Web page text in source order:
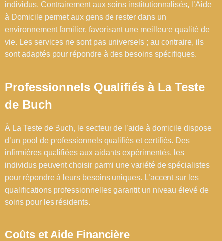
individus. Contrairement aux soins institutionnalisés, l’Aide
à Domicile permet aux gens de rester dans un
environnement familier, favorisant une meilleure qualité de
vie. Les services ne sont pas universels ; au contraire, ils
sont adaptés pour répondre à des besoins spécifiques.
Professionnels Qualifiés à La Teste
de Buch
À La Teste de Buch, le secteur de l’aide à domicile dispose
d’un pool de professionnels qualifiés et certifiés. Des
infirmières qualifiées aux aidants expérimentés, les
individus peuvent choisir parmi une variété de spécialistes
pour répondre à leurs besoins uniques. L’accent sur les
qualifications professionnelles garantit un niveau élevé de
soins pour les résidents.
Coûts et Aide Financière